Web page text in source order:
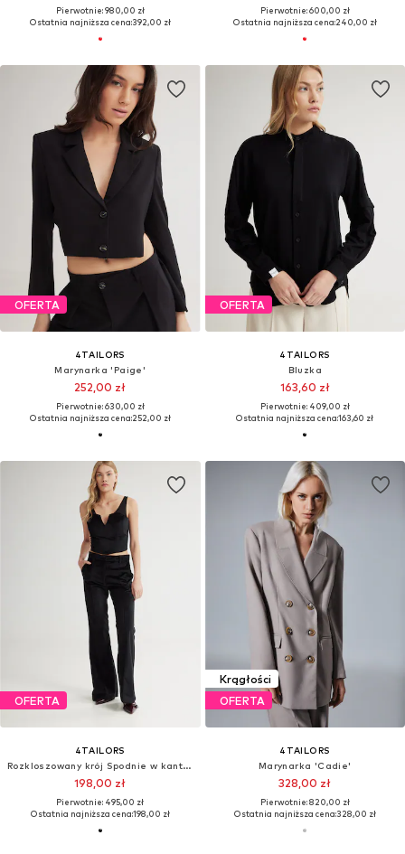
Pierwotnie: 980,00 zł
Ostatnia najniższa cena:392,00 zł
Pierwotnie: 600,00 zł
Ostatnia najniższa cena:240,00 zł
OFERTA
4TAILORS
Marynarka 'Paige'
252,00 zł
Pierwotnie: 630,00 zł
Ostatnia najniższa cena:252,00 zł
OFERTA
4TAILORS
Bluzka
163,60 zł
Pierwotnie: 409,00 zł
Ostatnia najniższa cena:163,60 zł
OFERTA
4TAILORS
Rozkloszowany krój Spodnie w kant 'Scarlet'
198,00 zł
Pierwotnie: 495,00 zł
Ostatnia najniższa cena:198,00 zł
Krągłości
OFERTA
4TAILORS
Marynarka 'Cadie'
328,00 zł
Pierwotnie: 820,00 zł
Ostatnia najniższa cena:328,00 zł